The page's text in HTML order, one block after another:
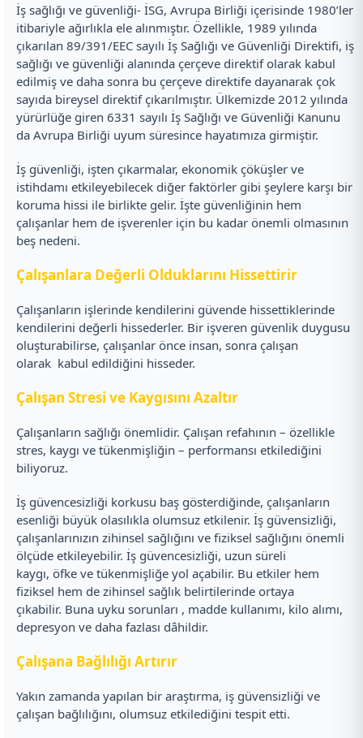
İş sağlığı ve güvenliği- İSG, Avrupa Birliği içerisinde 1980’ler
itibariyle ağırlıkla ele alınmıştır. Özellikle, 1989 yılında
çıkarılan 89/391/EEC sayılı İş Sağlığı ve Güvenliği Direktifi, iş
sağlığı ve güvenliği alanında çerçeve direktif olarak kabul
edilmiş ve daha sonra bu çerçeve direktife dayanarak çok
sayıda bireysel direktif çıkarılmıştır. Ülkemizde 2012 yılında
yürürlüğe giren 6331 sayılı İş Sağlığı ve Güvenliği Kanunu
da Avrupa Birliği uyum süresince hayatımıza girmiştir.
İş güvenliği, işten çıkarmalar, ekonomik çöküşler ve
istihdamı etkileyebilecek diğer faktörler gibi şeylere karşı bir
koruma hissi ile birlikte gelir. İşte güvenliğinin hem
çalışanlar hem de işverenler için bu kadar önemli olmasının
beş nedeni.
Çalışanlara Değerli Olduklarını Hissettirir
Çalışanların işlerinde kendilerini güvende hissettiklerinde
kendilerini değerli hissederler. Bir işveren güvenlik duygusu
oluşturabilirse, çalışanlar önce insan, sonra çalışan
olarak kabul edildiğini hisseder.
Çalışan Stresi ve Kaygısını Azaltır
Çalışanların sağlığı önemlidir. Çalışan refahının – özellikle
stres, kaygı ve tükenmişliğin – performansı etkilediğini
biliyoruz.
İş güvencesizliği korkusu baş gösterdiğinde, çalışanların
esenliği büyük olasılıkla olumsuz etkilenir. İş güvensizliği,
çalışanlarınızın zihinsel sağlığını ve fiziksel sağlığını önemli
ölçüde etkileyebilir. İş güvencesizliği, uzun süreli
kaygı, öfke ve tükenmişliğe yol açabilir. Bu etkiler hem
fiziksel hem de zihinsel sağlık belirtilerinde ortaya
çıkabilir. Buna uyku sorunları , madde kullanımı, kilo alımı,
depresyon ve daha fazlası dâhildir.
Çalışana Bağlılığı Artırır
Yakın zamanda yapılan bir araştırma, iş güvensizliği ve
çalışan bağlılığını, olumsuz etkilediğini tespit etti.